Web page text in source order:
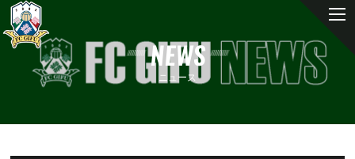
NEWS
ニュース